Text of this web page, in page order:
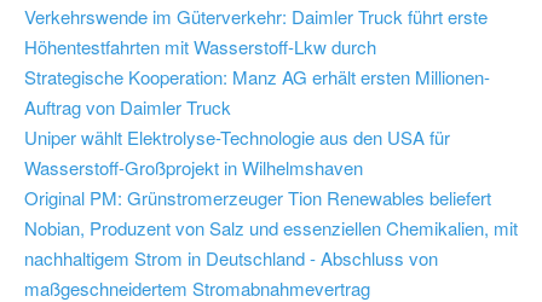
Verkehrswende im Güterverkehr: Daimler Truck führt erste
Höhentestfahrten mit Wasserstoff-Lkw durch
Strategische Kooperation: Manz AG erhält ersten Millionen-
Auftrag von Daimler Truck
Uniper wählt Elektrolyse-Technologie aus den USA für
Wasserstoff-Großprojekt in Wilhelmshaven
Original PM: Grünstromerzeuger Tion Renewables beliefert
Nobian, Produzent von Salz und essenziellen Chemikalien, mit
nachhaltigem Strom in Deutschland - Abschluss von
maßgeschneidertem Stromabnahmevertrag